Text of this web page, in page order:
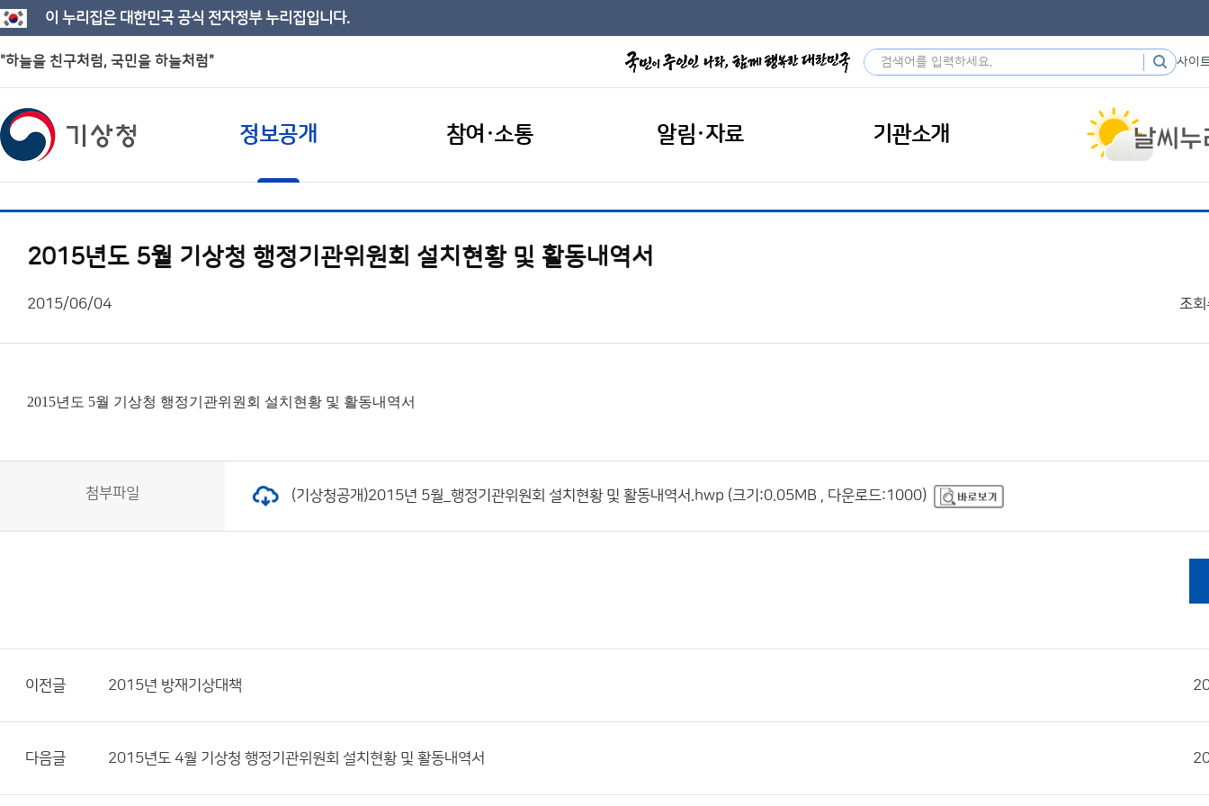
이 누리집은 대한민국 공식 전자정부 누리집입니다.
"하늘을 친구처럼, 국민을 하늘처럼" 사이
정보공개 참여·소통 알림·자료 기관소개
2015년도 5월 기상청 행정기관위원회 설치현황 및 활동내역서
2015/06/04 조회
2015년도 5월 기상청 행정기관위원회 설치현황 및 활동내역서
첨부파일 (기상청공개)2015년 5월_행정기관위원회 설치현황 및 활동내역서.hwp (크기:0.05MB , 다운로드:1000)
이전글 2015년 방재기상대책
다음글 2015년도 4월 기상청 행정기관위원회 설치현황 및 활동내역서